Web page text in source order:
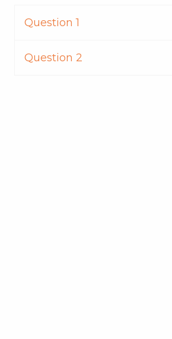
Question 1
Question 2